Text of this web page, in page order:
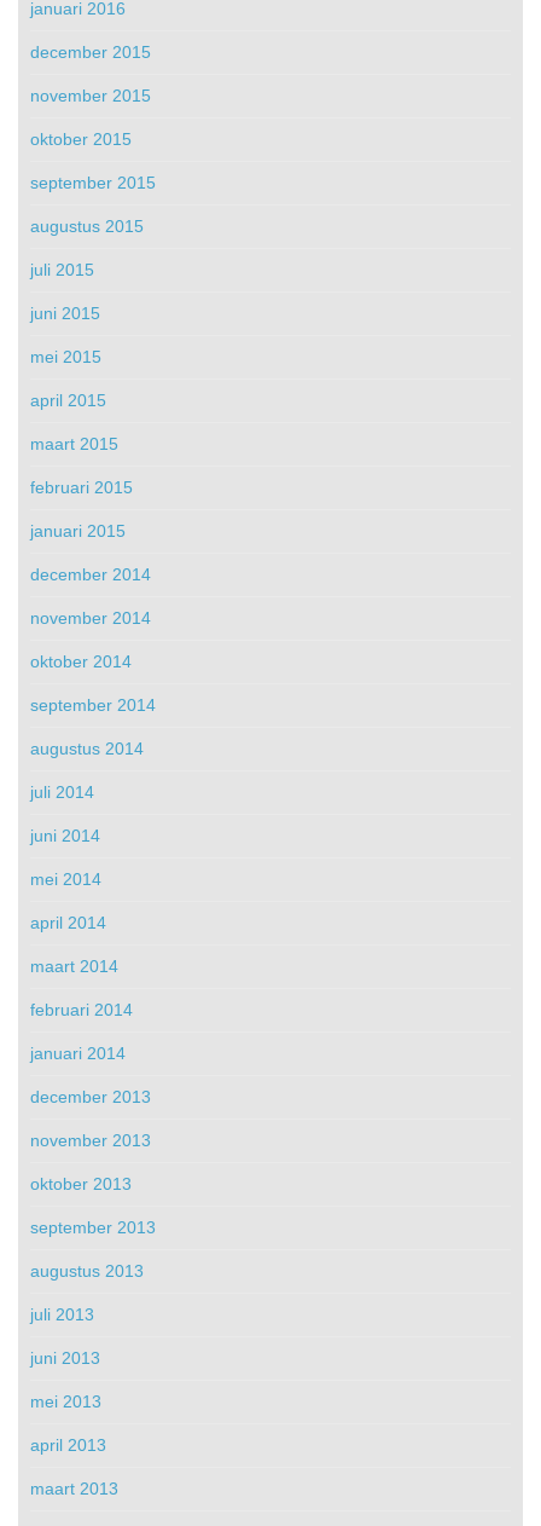
januari 2016
december 2015
november 2015
oktober 2015
september 2015
augustus 2015
juli 2015
juni 2015
mei 2015
april 2015
maart 2015
februari 2015
januari 2015
december 2014
november 2014
oktober 2014
september 2014
augustus 2014
juli 2014
juni 2014
mei 2014
april 2014
maart 2014
februari 2014
januari 2014
december 2013
november 2013
oktober 2013
september 2013
augustus 2013
juli 2013
juni 2013
mei 2013
april 2013
maart 2013